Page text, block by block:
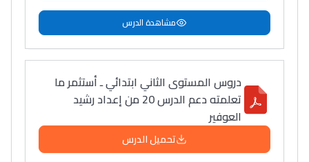
مشاهدة الدرس
دروس المستوى الثاني ابتدائي ـ أستثمر ما
تعلمته دعم الدرس 20 من إعداد رشيد
العوفير
تحميل الدرس